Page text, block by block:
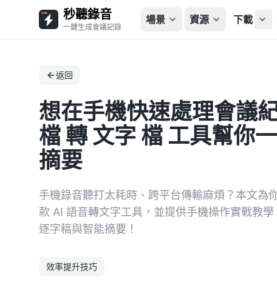
秒聽錄音
一鍵生成會議記錄
場景 資源 下載
返回
想在手機快速處理會議
檔 轉 文字 檔 工具幫你
摘要
手機錄音聽打太耗時、跨平台傳輸麻煩？本文
款 AI 語音轉文字工具，並提供手機操作實戰教
逐字稿與智能摘要！
效率提升技巧